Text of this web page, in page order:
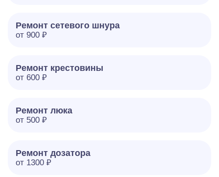
Ремонт сетевого шнура
от 900 ₽
Ремонт крестовины
от 600 ₽
Ремонт люка
от 500 ₽
Ремонт дозатора
от 1300 ₽